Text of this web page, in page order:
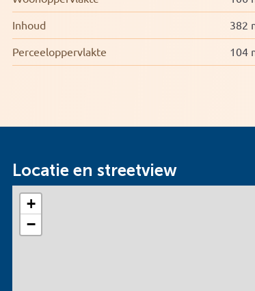
Inhoud 382
Perceeloppervlakte 104
Locatie en streetview
+
−